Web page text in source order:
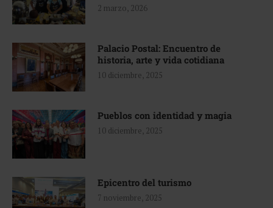
2 marzo, 2026
Palacio Postal: Encuentro de
historia, arte y vida cotidiana
10 diciembre, 2025
Pueblos con identidad y magia
10 diciembre, 2025
Epicentro del turismo
7 noviembre, 2025